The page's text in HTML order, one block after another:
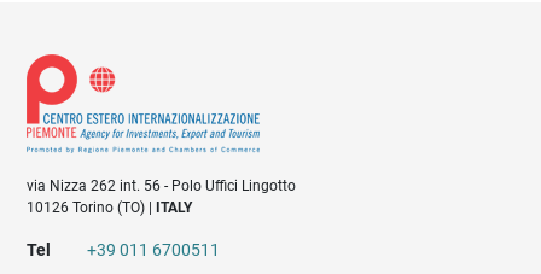
via Nizza 262 int. 56 - Polo Uffici Lingotto
10126 Torino (TO) |ITALY
Tel
+39 011 6700511